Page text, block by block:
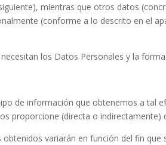
mientras que otros datos
(conforme a lo descrito en el
los Datos Personales y la
de información que obtenemos a tal
proporcione (directa o indirectamente)
variarán en función del fin